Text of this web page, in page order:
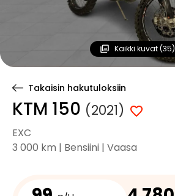
Kaikki kuvat (35)
Takaisin hakutuloksiin
KTM 150 (2021)
EXC
3 000 km | Bensiini | Vaasa